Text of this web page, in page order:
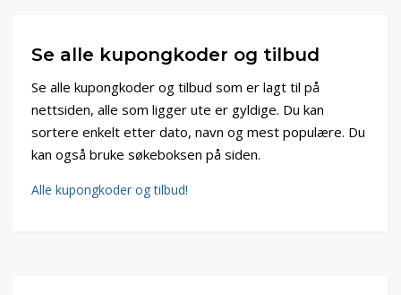
Se alle kupongkoder og tilbud
Se alle kupongkoder og tilbud som er lagt til på
nettsiden, alle som ligger ute er gyldige. Du kan
sortere enkelt etter dato, navn og mest populære. Du
kan også bruke søkeboksen på siden.
Alle kupongkoder og tilbud!